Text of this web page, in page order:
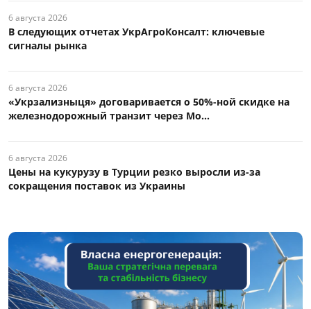
6 августа 2026
В следующих отчетах УкрАгроКонсалт: ключевые
сигналы рынка
6 августа 2026
«Укрзализныця» договаривается о 50%-ной скидке на
железнодорожный транзит через Мо...
6 августа 2026
Цены на кукурузу в Турции резко выросли из-за
сокращения поставок из Украины